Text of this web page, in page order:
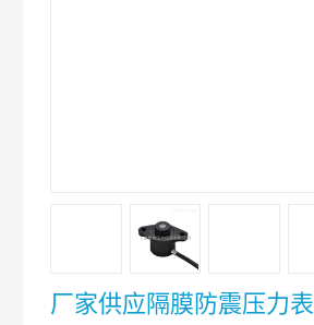
厂家供应隔膜防震压力表